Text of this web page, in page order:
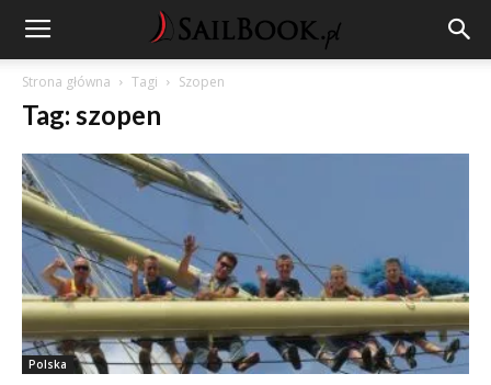
Strona główna Tagi Szopen
Tag: szopen
Polska